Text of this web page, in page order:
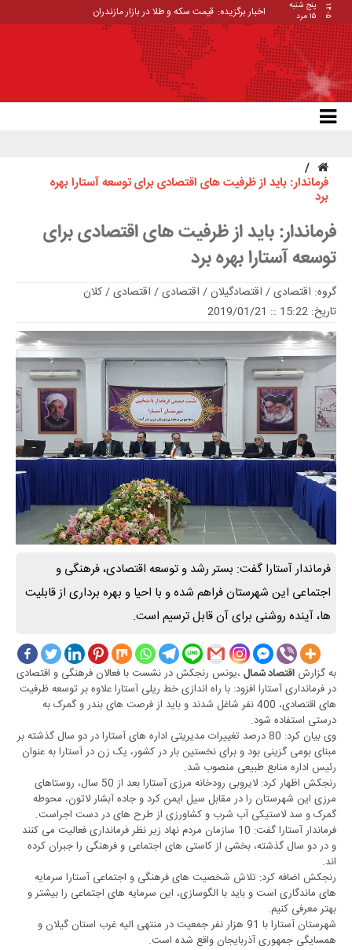
۱۴۰۵
پنج شنبه
۱۵ مرد
اخبار برگزیده: قیمت سکه و طلا در بازار مازندران
فرماندار: باید از ظرفیت های اقتصادی برای توسعه آستارا بهره
برد
فرماندار: باید از ظرفیت های اقتصادی برای
توسعه آستارا بهره برد
گروه: اقتصادی / اقتصادگیلان/ اقتصادی/ اقتصادی / کلان
تاریخ: 15:22 :: 2019/01/21
فرماندار آستارا گفت: بستر رشد و توسعه اقتصادی، فرهنگی و
اجتماعی این شهرستان فراهم شده و با احیا و بهره برداری از قابلیت
ها، آینده روشنی برای آن قابل ترسیم است.
به گزارش اقتصاد شمال ،یونس رنجکش در نشست با فعالان فرهنگی و اقتصادی
در فرمانداری آستارا افزود: با راه اندازی خط ریلی آستارا علاوه بر توسعه ظرفیت
های اقتصادی، 400 نفر شاغل شدند و باید از فرصت های بندر و گمرک به
درستی استفاده شود.
وی بیان کرد: 80 درصد تغییرات مدیریتی اداره های آستارا در دو سال گذشته بر
مبنای بومی گزینی بود و برای نخستین بار در کشور، یک زن در آستارا به عنوان
رئیس اداره منابع طبیعی منصوب شد.
رنجکش اظهار کرد: لایروبی رودخانه مرزی آستارا بعد از 50 سال، روستاهای
مرزی این شهرستان را در مقابل سیل ایمن کرد و جاده آبشار لاتون، محوطه
گمرک و سد لاستیکی آب شرب و کشاورزی از طرح های در دست اجراست.
فرماندار آستارا گفت: 10 سازمان مردم نهاد زیر نظر فرمانداری فعالیت می کنند
و در دو سال گذشته، بخشی از کاستی های اجتماعی و فرهنگی را جبران کرده
اند.
رنجکش اضافه کرد: تلاش شخصیت های فرهنگی و اجتماعی آستارا سرمایه
های ماندگاری است و باید با الگوسازی، این سرمایه های اجتماعی را بیشتر و
بهتر معرفی کنیم.
شهرستان آستارا با 91 هزار نفر جمعیت در منتهی الیه غرب استان گیلان و
همسایگی جمهوری آذربایجان واقع شده است.